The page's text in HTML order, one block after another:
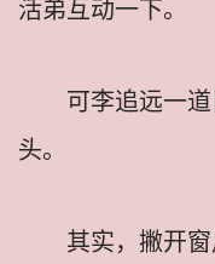
活弟互动一下。
可李追远一
头。
其实，撇开